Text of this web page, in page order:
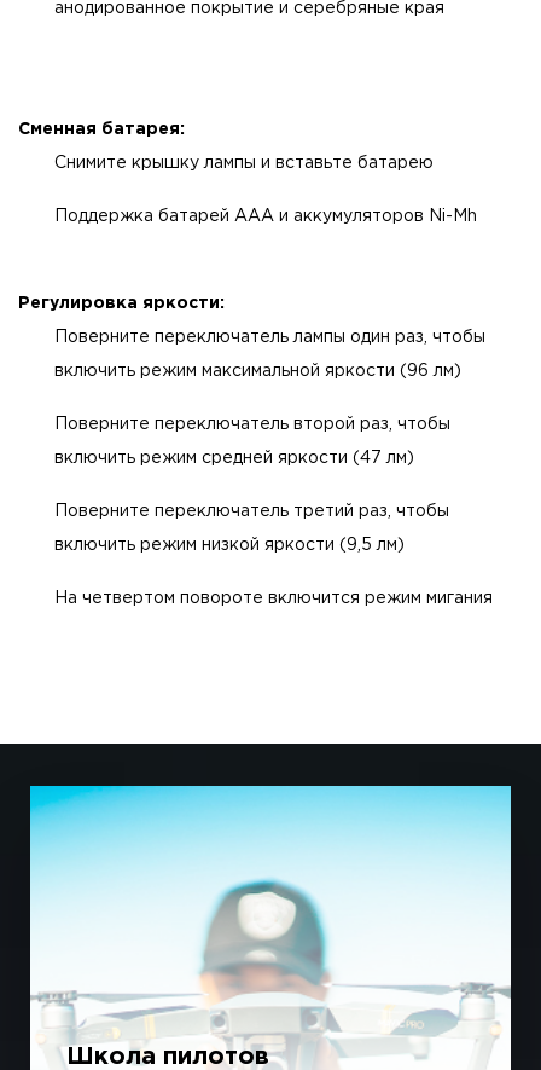
анодированное покрытие и серебряные края
Сменная батарея:
Снимите крышку лампы и вставьте батарею
Поддержка батарей ААА и аккумуляторов Ni-Mh
Регулировка яркости:
Поверните переключатель лампы один раз, чтобы
включить режим максимальной яркости (96 лм)
Поверните переключатель второй раз, чтобы
включить режим средней яркости (47 лм)
Поверните переключатель третий раз, чтобы
включить режим низкой яркости (9,5 лм)
На четвертом повороте включится режим мигания
Школа пилотов